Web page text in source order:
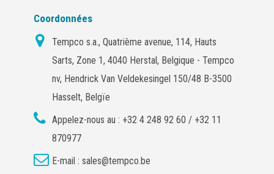
Coordonnées
Tempco s.a., Quatrième avenue, 114, Hauts
Sarts, Zone 1, 4040 Herstal, Belgique - Tempco
nv, Hendrick Van Veldekesingel 150/48 B-3500
Hasselt, Belgïe
Appelez-nous au : +32 4 248 92 60 / +32 11
870977
E-mail : sales@tempco.be